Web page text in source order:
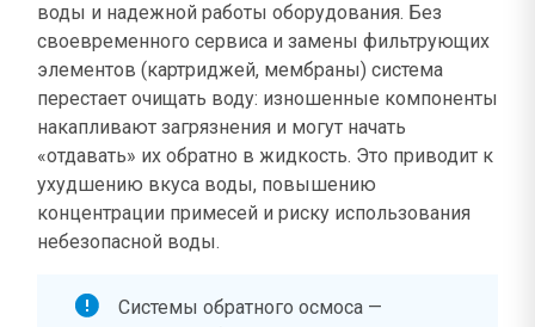
воды и надежной работы оборудования. Без
своевременного сервиса и замены фильтрующих
элементов (картриджей, мембраны) система
перестает очищать воду: изношенные компоненты
накапливают загрязнения и могут начать
«отдавать» их обратно в жидкость. Это приводит к
ухудшению вкуса воды, повышению
концентрации примесей и риску использования
небезопасной воды.
Системы обратного осмоса —